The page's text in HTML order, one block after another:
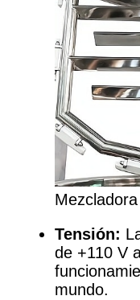
Tensión:
de +110 V
mundo.